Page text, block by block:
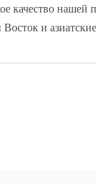
качество нашей
и